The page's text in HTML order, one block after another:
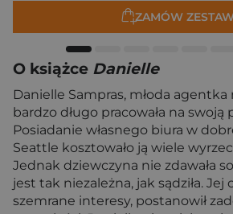
ZAMÓW
O książce Danielle
Danielle Sampras, młoda
bardzo długo pracowała na swoją
Posiadanie własnego biura w
Seattle kosztowało ją wiele
Jednak dziewczyna nie zdawała
jest tak niezależna, jak sądziła. Jej
szemrane interesy, postanowił